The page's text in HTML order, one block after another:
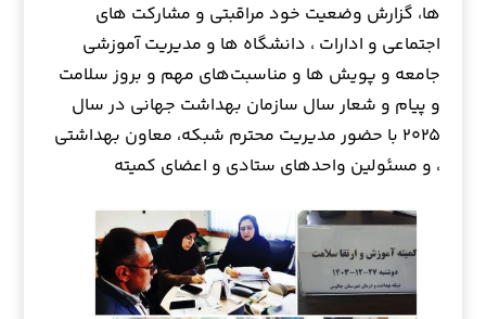
ها، گزارش وضعیت خود مراقبتی و مشارکت های
اجتماعی و ادارات ، دانشگاه ها و مدیریت آموزشی
جامعه و پویش ها و مناسبت‌های مهم و بروز سلامت
و پیام و شعار سال سازمان بهداشت جهانی در سال
۲۰۲۵ با حضور مدیریت محترم شبکه، معاون بهداشتی
، و مسئولین واحدهای ستادی و اعضای کمیته